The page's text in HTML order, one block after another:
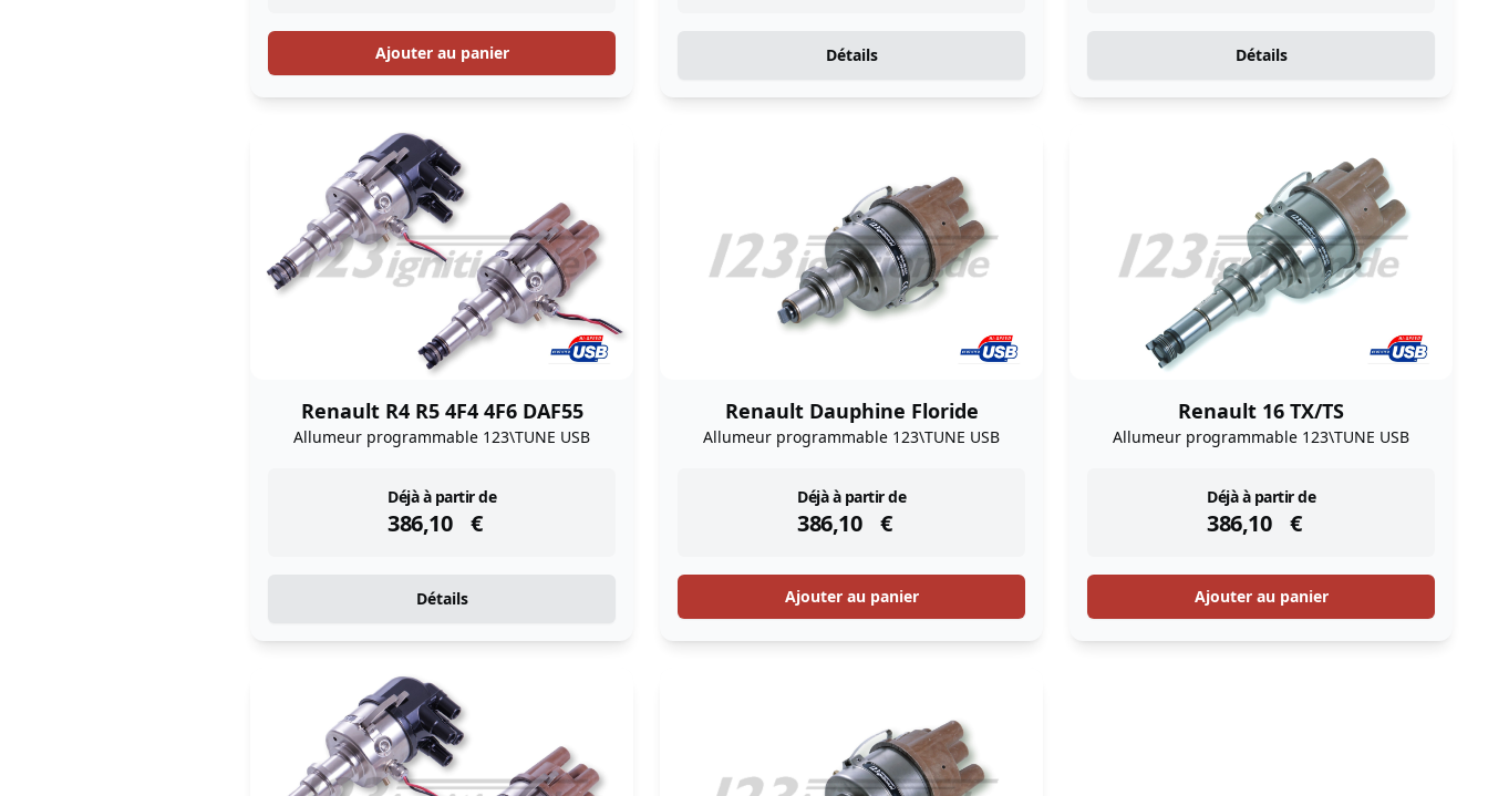
Ajouter au panier Détails Détails
Renault R4 R5 4F4 4F6 DAF55
Allumeur programmable 123\TUNE USB
Déjà à partir de
386,10 €
instock
Détails
Renault Dauphine Floride
Allumeur programmable 123\TUNE USB
Déjà à partir de
386,10 €
instock
Ajouter au panier
Renault 16 TX/TS
Allumeur programmable 123\TUNE USB
Déjà à partir de
386,10 €
instock
Ajouter au panier